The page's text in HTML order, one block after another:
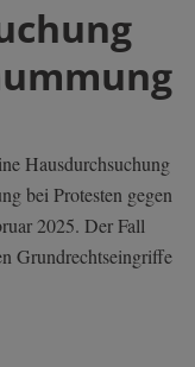
Hausdurchsuchung
bei Protesten gegen
2025. Der Fall
Grundrechtseingriffe